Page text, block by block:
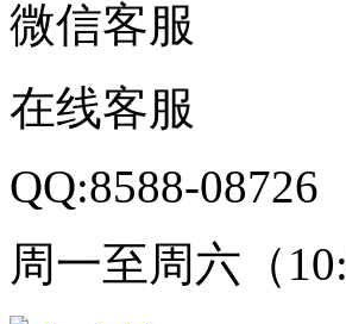
微信客服
在线客服
QQ:8588-08726
周一至周六（